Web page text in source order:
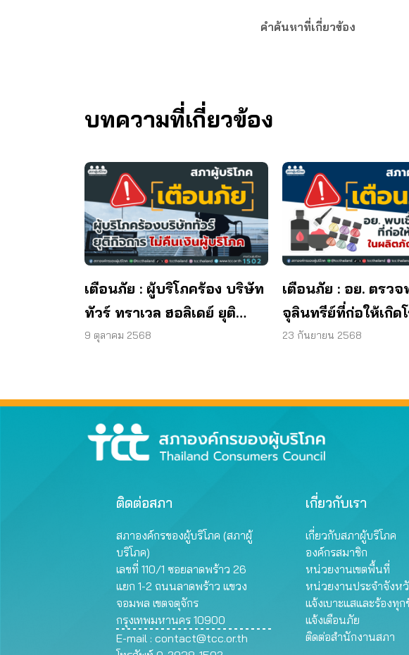
คำค้นหาที่เกี่ยวข้อง
บทความที่เกี่ยวข้อง
เตือนภัย : ผู้บริโภคร้อง บริษัท
ทัวร์ ทราเวล ฮอลิเดย์ ยุติ
กิจการ ไม่คืนเงินผู้บริโภค
9 ตุลาคม 2568
เตือนภัย : อย. ตรวจ
จุลินทรีย์ที่ก่อให้เกิด
พบแบคทีเรีย ยีสต์ แล
23 กันยายน 2568
ติดต่อสภา
สภาองค์กรของผู้บริโภค (สภาผู้
บริโภค)
เลขที่ 110/1 ซอยลาดพร้าว 26
แยก 1-2 ถนนลาดพร้าว แขวง
จอมพล เขตจตุจักร
กรุงเทพมหานคร 10900
E-mail : contact@tcc.or.th
เกี่ยวกับเรา
เกี่ยวกับสภาผู้บริโภค
องค์กรสมาชิก
หน่วยงานเขตพื้นที่
หน่วยงานประจำจังห
แจ้งเบาะแสและร้องทุก
แจ้งเตือนภัย
ติดต่อสำนักงานสภา